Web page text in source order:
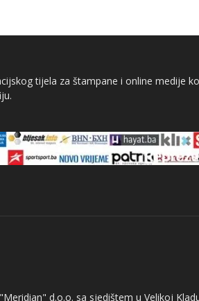
tijela za štampane i online medije
d.o.o. sa sjedištem u Velikoj